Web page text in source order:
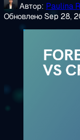
Автор: Paulina
Обновлено Sep 28,